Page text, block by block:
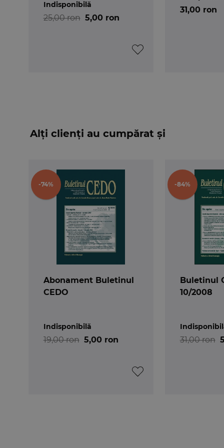
Cauza MELTEX LTD si MESROP
(necomunicarea motivelor ce au stat la baza
25,00 ron 5,00 ron
Indisponibilă
31,00 ron
Alți clienți au cumpărat și
-74%
Abonament Buletinul
CEDO
19,00 ron 5,00 ron
Indisponibilă
-84%
Buletinul
10/2008
31,00 ron